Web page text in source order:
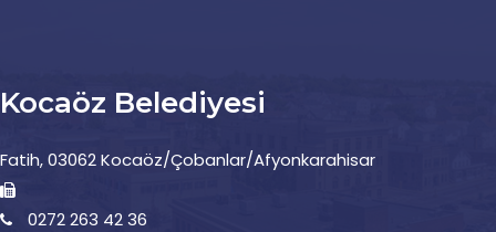
Kocaöz Belediyesi
Fatih, 03062 Kocaöz/Çobanlar/Afyonkarahisar
0272 263 42 36